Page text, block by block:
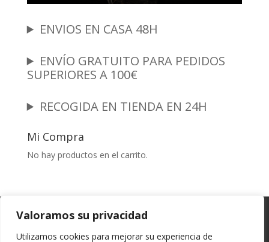
Valoramos su privacidad
Utilizamos cookies para mejorar su experiencia de
ENVIOS EN CASA 48H
ENVÍO GRATUITO PARA PEDIDOS
SUPERIORES A 100€
RECOGIDA EN TIENDA EN 24H
Mi Compra
No hay productos en el carrito.
Garantia y Autenticidad